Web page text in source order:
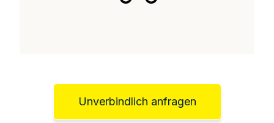
Unverbindlich anfragen